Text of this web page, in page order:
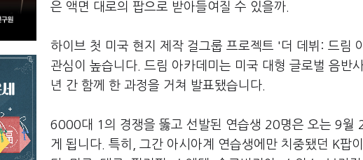
은 액면 대로의 팝으로 받아들여질 수 있을까
하이브 첫 미국 현지 제작 걸그룹 프로젝트 ' 더 데뷔 : 드림
관심이 높습니다 드림 아카데미는 미국 대형 글로벌 음반
년 간 함께 한 과정을 거쳐 발표됐습니다
6000대 1 의 경쟁을 뚫고 선발된 연습생 20명은 오는 9월
게 됩니다 특히 그간 아시아계 연습생에만 치중됐던 K팝